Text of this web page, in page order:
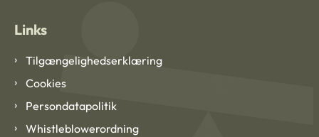
Links
Tilgængelighedserklæring
Cookies
Persondatapolitik
Whistleblowerordning